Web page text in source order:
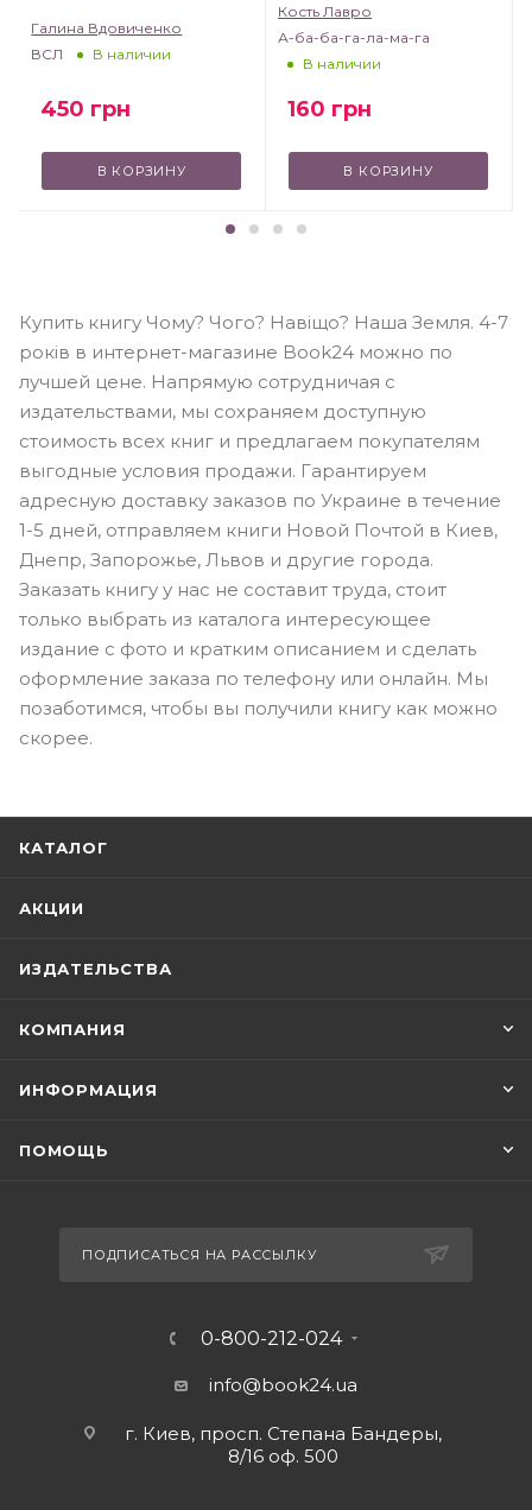
Галина Вдовиченко
ВСЛ
В наличии
450 грн
В КОРЗИНУ
Кость Лавро
А-ба-ба-га-ла-ма-га
В наличии
160 грн
В КОРЗИНУ
Купить книгу Чому? Чого? Навіщо? Наша Земля. 4-7
років в интернет-магазине Book24 можно по
лучшей цене. Напрямую сотрудничая с
издательствами, мы сохраняем доступную
стоимость всех книг и предлагаем покупателям
выгодные условия продажи. Гарантируем
адресную доставку заказов по Украине в течение
1-5 дней, отправляем книги Новой Почтой в Киев,
Днепр, Запорожье, Львов и другие города.
Заказать книгу у нас не составит труда, стоит
только выбрать из каталога интересующее
издание с фото и кратким описанием и сделать
оформление заказа по телефону или онлайн. Мы
позаботимся, чтобы вы получили книгу как можно
скорее.
КАТАЛОГ
АКЦИИ
ИЗДАТЕЛЬСТВА
КОМПАНИЯ
ИНФОРМАЦИЯ
ПОМОЩЬ
ПОДПИСАТЬСЯ НА РАССЫЛКУ
0-800-212-024
info@book24.ua
г. Киев, просп. Степана Бандеры,
8/16 оф. 500